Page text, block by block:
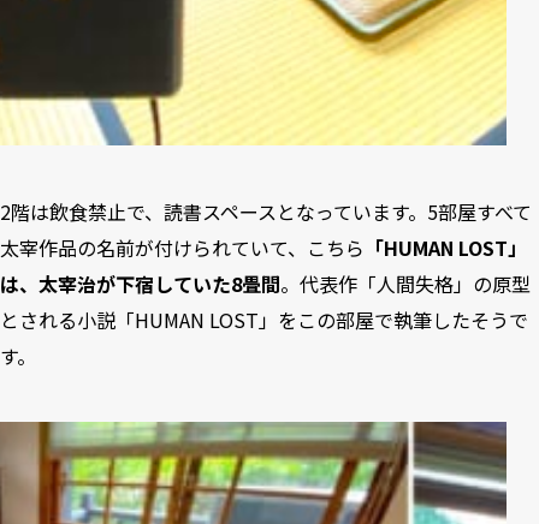
2階は飲食禁止で、読書スペースとなっています。5部屋すべて
太宰作品の名前が付けられていて、こちら 「HUMAN LOST」
は、太宰治が下宿していた8畳間。代表作「人間失格」の原型
とされる小説「HUMAN LOST」をこの部屋で執筆したそうで
す。